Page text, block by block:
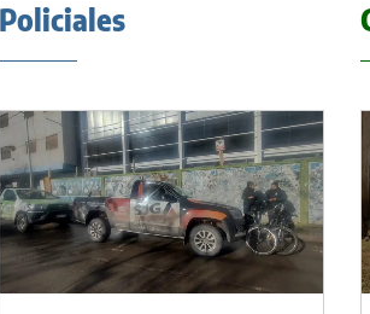
Policiales